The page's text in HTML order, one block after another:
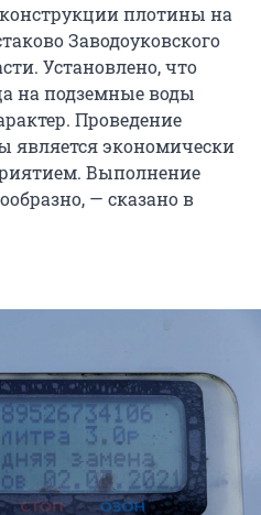
плотины на
Заводоуковского
Установлено, что
на подземные воды
Проведение
является экономически
Выполнение
— сказано в